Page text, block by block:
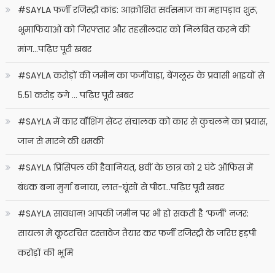
#SAYLA फर्जी रजिस्ट्री कांड: आक्रोशित सर्वसमाज का महापड़ाव शुरू,
भूमाफियाओं को गिरफ्तार और तहसीलदार को निलंबित करने की
मांग…पढ़िए पूरी खबर
#SAYLA करोड़ों की जमीन का फर्जीवाड़ा, बेंगलूरु के प्रवासी भाइयों से
5.51 करोड़ ठगे … पढ़िए पूरी खबर
#SAYLA में कार वॉशिंग सेंटर संचालक को कार से कुचलने का प्रयास,
जान से मारने की धमकी
#SAYLA प्रिंसिपल की हैवानियत, 8वीं के छात्र को 2 घंटे ऑफिस में
बंधक बना मुर्गा बनाया, लात-घूंसों से पीटा…पढ़िए पूरी खबर
#SAYLA सावधान! आपकी जमीन पर भी हो सकती है ‘फर्जी’ नजर:
सायला में कूटरचित दस्तावेज तैयार कर फर्जी रजिस्ट्री के जरिए हड़पी
करोड़ों की भूमि